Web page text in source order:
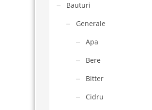
Bauturi
Generale
Apa
Bere
Bitter
Cidru